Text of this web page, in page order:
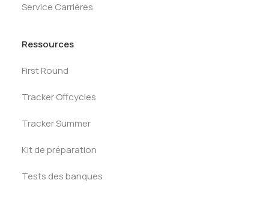
Service Carrières
Ressources
First Round
Tracker Offcycles
Tracker Summer
Kit de préparation
Tests des banques